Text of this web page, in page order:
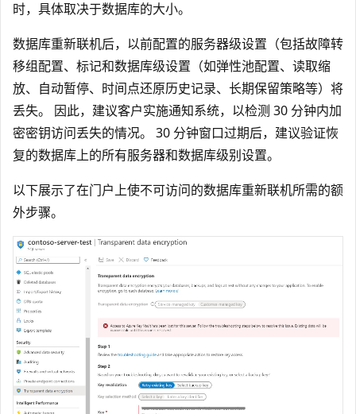
时，具体取决于数据库的大小。
数据库重新联机后，以前配置的服务器级设置（包括故障转
移组配置、标记和数据库级设置（如弹性池配置、读取缩
放、自动暂停、时间点还原历史记录、长期保留策略等）将
丢失。 因此，建议客户实施通知系统，以检测 30 分钟内加
密密钥访问丢失的情况。 30 分钟窗口过期后，建议验证恢
复的数据库上的所有服务器和数据库级别设置。
以下展示了在门户上使不可访问的数据库重新联机所需的额
外步骤。